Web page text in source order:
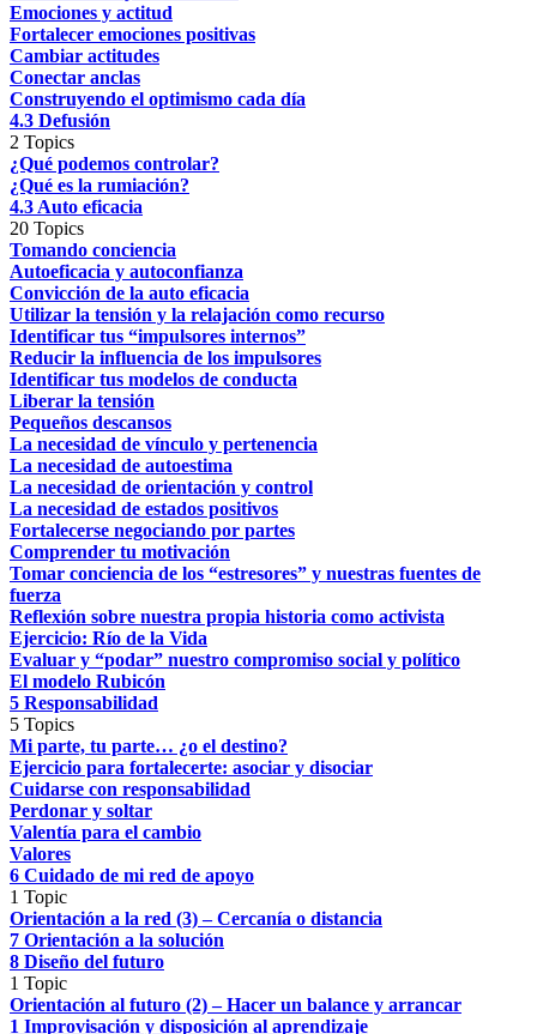
Emociones y actitud
Fortalecer emociones positivas
Cambiar actitudes
Conectar anclas
Construyendo el optimismo cada día
4.3 Defusión
2 Topics
¿Qué podemos controlar?
¿Qué es la rumiación?
4.3 Auto eficacia
20 Topics
Tomando conciencia
Autoeficacia y autoconfianza
Convicción de la auto eficacia
Utilizar la tensión y la relajación como recurso
Identificar tus “impulsores internos”
Reducir la influencia de los impulsores
Identificar tus modelos de conducta
Liberar la tensión
Pequeños descansos
La necesidad de vínculo y pertenencia
La necesidad de autoestima
La necesidad de orientación y control
La necesidad de estados positivos
Fortalecerse negociando por partes
Comprender tu motivación
Tomar conciencia de los “estresores” y nuestras fuentes de
fuerza
Reflexión sobre nuestra propia historia como activista
Ejercicio: Río de la Vida
Evaluar y “podar” nuestro compromiso social y político
El modelo Rubicón
5 Responsabilidad
5 Topics
Mi parte, tu parte… ¿o el destino?
Ejercicio para fortalecerte: asociar y disociar
Cuidarse con responsabilidad
Perdonar y soltar
Valentía para el cambio
Valores
6 Cuidado de mi red de apoyo
1 Topic
Orientación a la red (3) – Cercanía o distancia
7 Orientación a la solución
8 Diseño del futuro
1 Topic
Orientación al futuro (2) – Hacer un balance y arrancar
1 Improvisación y disposición al aprendizaje